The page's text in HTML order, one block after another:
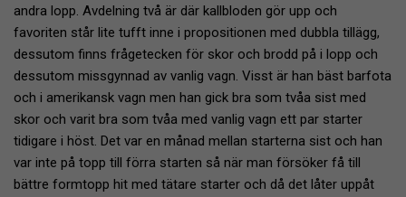
andra lopp. Avdelning två är där kallbloden gör upp och
favoriten står lite tufft inne i propositionen med dubbla tillägg,
dessutom finns frågetecken för skor och brodd på i lopp och
dessutom missgynnad av vanlig vagn. Visst är han bäst barfota
och i amerikansk vagn men han gick bra som tvåa sist med
skor och varit bra som tvåa med vanlig vagn ett par starter
tidigare i höst. Det var en månad mellan starterna sist och han
var inte på topp till förra starten så när man försöker få till
bättre formtopp hit med tätare starter och då det låter uppåt